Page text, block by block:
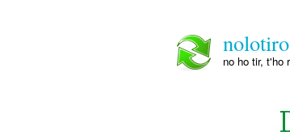
no ho tir, t'ho